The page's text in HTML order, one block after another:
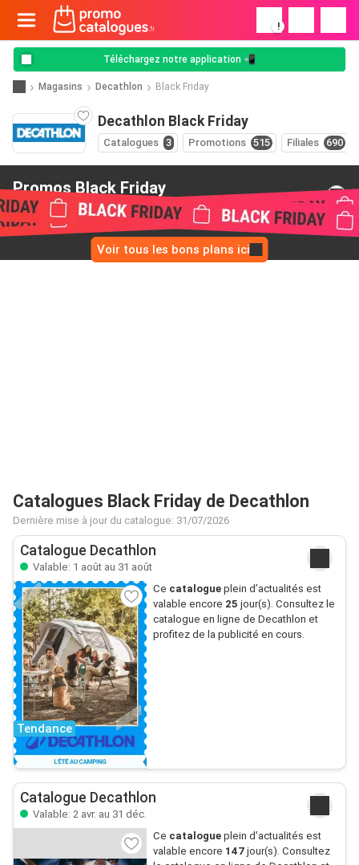
!
Téléchargez notre application 📲
Magasins Decathlon Black Friday
Decathlon Black Friday
Catalogues 3 Promotions 515 Filiales 690
Promos Black Friday
de Decathlon
Voir tous les bons plans ici
Catalogues Black Friday de Decathlon
Dernière mise à jour du catalogue: 31/07/2026
Catalogue Decathlon
Valable: 1 août au 31 août
Tendance
Ce catalogueplein d’actualités est
valable encore 25 jour(s). Consultez le
catalogue en ligne de Decathlon et
profitez de la publicité en cours.
Catalogue Decathlon
Valable: 2 avr. au 31 déc.
Ce catalogueplein d’actualités est
valable encore 147jour(s). Consultez